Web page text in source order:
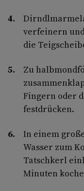
verfeinern
die
Zu
Fingern oder
festdrücken.
In einem
Wasser zum
Tatschkerl
Minuten